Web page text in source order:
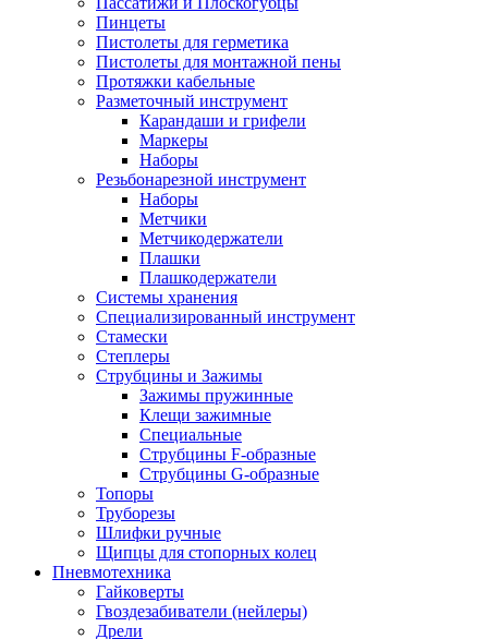
Пинцеты
Пистолеты для герметика
Пистолеты для монтажной пены
Протяжки кабельные
Разметочный инструмент
Карандаши и грифели
Маркеры
Наборы
Резьбонарезной инструмент
Наборы
Метчики
Метчикодержатели
Плашки
Плашкодержатели
Системы хранения
Специализированный инструмент
Стамески
Степлеры
Струбцины и Зажимы
Зажимы пружинные
Клещи зажимные
Специальные
Струбцины F-образные
Струбцины G-образные
Топоры
Труборезы
Шлифки ручные
Щипцы для стопорных колец
Пневмотехника
Гайковерты
Гвоздезабиватели (нейлеры)
Дрели